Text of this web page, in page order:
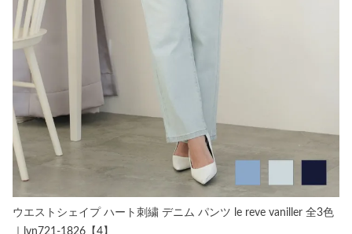
ウエストシェイプ ハート刺繍 デニム パンツ le reve vaniller 全3色
｜lvn721-1826【4】